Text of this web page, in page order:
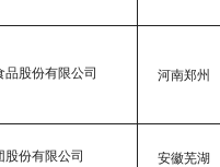
品股份有限公司 河南郑州
股份有限公司 安徽芜湖